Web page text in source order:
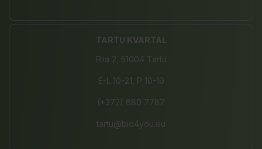
TARTU KVARTAL
Riia 2, 51004 Tartu
E-L 10-21, P 10-19
(+372) 680 7787
tartu@bio4you.eu